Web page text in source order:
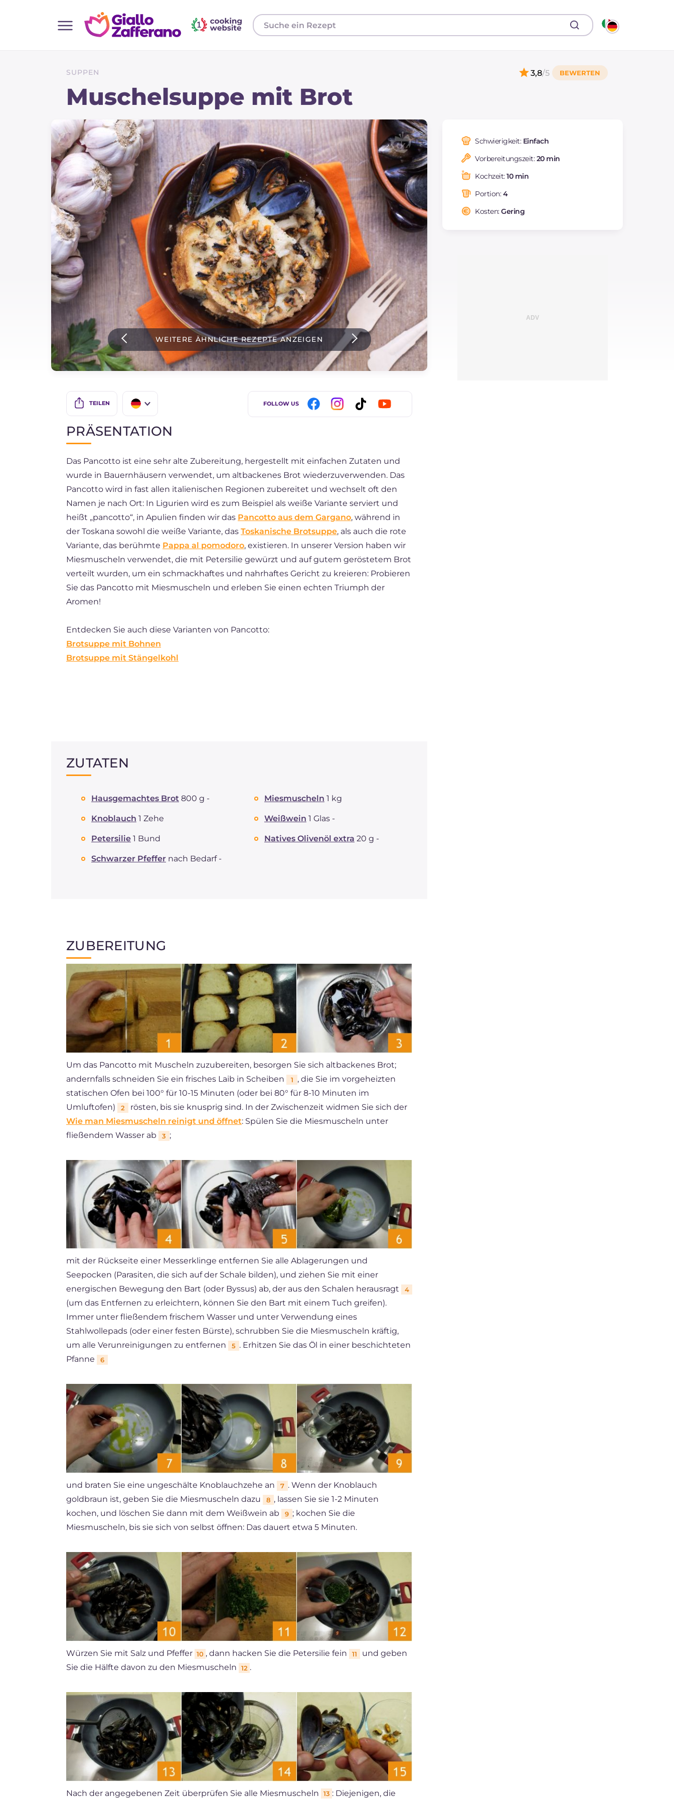
Pizza und focaccia
Kuchen und Backwaren
Neueste rezepte
IT Website
Instagram
YouTube
SUPPEN
Muschelsuppe mit Brot
3,8/5
WEITERE ÄHNLICHE REZEPTE ANZEIGEN
TEILEN
FR
BR
NL
FOLLOW US
Schwierigkeit: Einfach
Vorbereitungszeit:20 min
Kochzeit:10 min
Portion:4
Kosten:Gering
PRÄSENTATION
Das Pancotto ist eine sehr alte Zubereitung, hergestellt mit einfachen Zutaten und
wurde in Bauernhäusern verwendet, um altbackenes Brot wiederzuverwenden. Das
Pancotto wird in fast allen italienischen Regionen zubereitet und wechselt oft den
Namen je nach Ort: In Ligurien wird es zum Beispiel als weiße Variante serviert und
heißt „pancotto“, in Apulien finden wir das Pancotto aus dem Gargano, während in
der Toskana sowohl die weiße Variante, das Toskanische Brotsuppe, als auch die rote
Variante, das berühmte Pappa al pomodoro, existieren. In unserer Version haben wir
Miesmuscheln verwendet, die mit Petersilie gewürzt und auf gutem geröstetem Brot
verteilt wurden, um ein schmackhaftes und nahrhaftes Gericht zu kreieren: Probieren
Sie das Pancotto mit Miesmuscheln und erleben Sie einen echten Triumph der
Aromen!
Entdecken Sie auch diese Varianten von Pancotto:
Brotsuppe mit Bohnen
Brotsuppe mit Stängelkohl
ZUTATEN
Hausgemachtes Brot 800 g - Miesmuscheln 1 kg
Knoblauch 1 Zehe Weißwein 1 Glas -
Petersilie 1 Bund Natives Olivenöl extra 20 g -
Schwarzer Pfeffer nach Bedarf -
ZUBEREITUNG
Um das Pancotto mit Muscheln zuzubereiten, besorgen Sie sich altbackenes Brot;
andernfalls schneiden Sie ein frisches Laib in Scheiben
1
, die Sie im vorgeheizten
statischen Ofen bei 100° für 10-15 Minuten (oder bei 80° für 8-10 Minuten im
Umluftofen)
2
rösten, bis sie knusprig sind. In der Zwischenzeit widmen Sie sich der
Wie man Miesmuscheln reinigt und öffnet: Spülen Sie die Miesmuscheln unter
fließendem Wasser ab
3 ;
mit der Rückseite einer Messerklinge entfernen Sie alle Ablagerungen und
Seepocken (Parasiten, die sich auf der Schale bilden), und ziehen Sie mit einer
energischen Bewegung den Bart (oder Byssus) ab, der aus den Schalen herausragt
4
(um das Entfernen zu erleichtern, können Sie den Bart mit einem Tuch greifen).
Immer unter fließendem frischem Wasser und unter Verwendung eines
Stahlwollepads (oder einer festen Bürste), schrubben Sie die Miesmuscheln kräftig,
um alle Verunreinigungen zu entfernen
5 . Erhitzen Sie das Öl in einer beschichteten
Pfanne
6
und braten Sie eine ungeschälte Knoblauchzehe an 7 . Wenn der Knoblauch
goldbraun ist, geben Sie die Miesmuscheln dazu
8 , lassen Sie sie 1-2 Minuten
kochen, und löschen Sie dann mit dem Weißwein ab
9 ; kochen Sie die
Miesmuscheln, bis sie sich von selbst öffnen: Das dauert etwa 5 Minuten.
Würzen Sie mit Salz und Pfeffer 10 , dann hacken Sie die Petersilie fein 11
und geben
Sie die Hälfte davon zu den Miesmuscheln
12 .
Nach der angegebenen Zeit überprüfen Sie alle Miesmuscheln 13 : Diejenigen, die